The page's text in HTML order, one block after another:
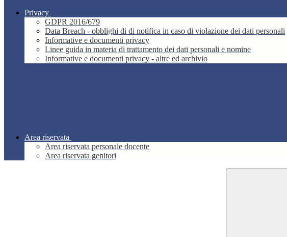
Privacy
GDPR 2016/679
Data Breach - obblighi di di notifica in caso di violazione dei dati personali
Informative e documenti privacy
Linee guida in materia di trattamento dei dati personali e nomine
Informative e documenti privacy - altre ed archivio
Area riservata
Area riservata personale docente
Area riservata genitori